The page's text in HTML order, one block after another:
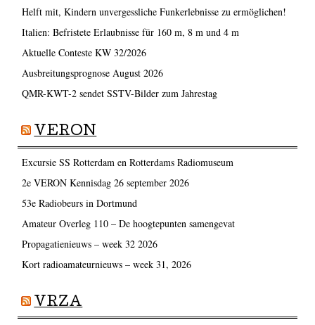
Helft mit, Kindern unvergessliche Funkerlebnisse zu ermöglichen!
Italien: Befristete Erlaubnisse für 160 m, 8 m und 4 m
Aktuelle Conteste KW 32/2026
Ausbreitungsprognose August 2026
QMR-KWT-2 sendet SSTV-Bilder zum Jahrestag
VERON
Excursie SS Rotterdam en Rotterdams Radiomuseum
2e VERON Kennisdag 26 september 2026
53e Radiobeurs in Dortmund
Amateur Overleg 110 – De hoogtepunten samengevat
Propagatienieuws – week 32 2026
Kort radioamateurnieuws – week 31, 2026
VRZA